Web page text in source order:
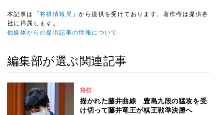
本記事は「将棋情報局 」から提供を受けております。著作権は提供各
社に帰属します。
他媒体からの提供記事の情報について
編集部が選ぶ関連記事
将棋
描かれた藤井曲線 豊島九段の猛攻を受
け切って藤井竜王が棋王戦準決勝へ